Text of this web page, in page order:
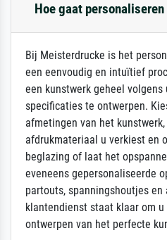
Hoe gaat
Bij Meisterdrucke is het
een eenvoudig en intuïtief
een kunstwerk geheel volgens
specificaties te ontwerpen.
afmetingen van het
afdrukmateriaal u verkiest en
beglazing of laat het
eveneens gepersonaliseerde
partouts, spanningshoutjes en
klantendienst staat klaar om
ontwerpen van het perfecte